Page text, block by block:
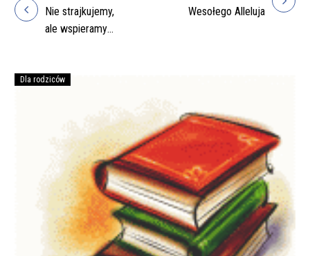
Nawigacja
wpisu
Nie strajkujemy,
ale wspieramy
Wesołego Alleluja
rok
szkolny
do
zakupienia
przez
rodziców
Dla rodziców